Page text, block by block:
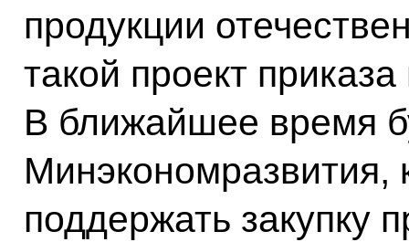
продукции
такой проект
В ближайшее время
Минэкономразвития,
поддержать закупку